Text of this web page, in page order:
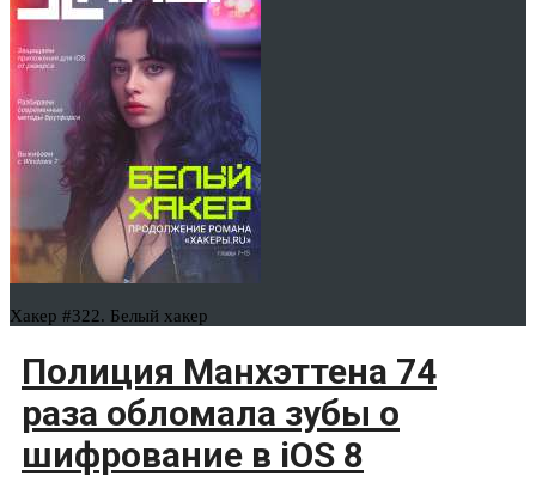
Хакер #322. Белый хакер
Полиция Манхэттена 74
раза обломала зубы о
шифрование в iOS 8